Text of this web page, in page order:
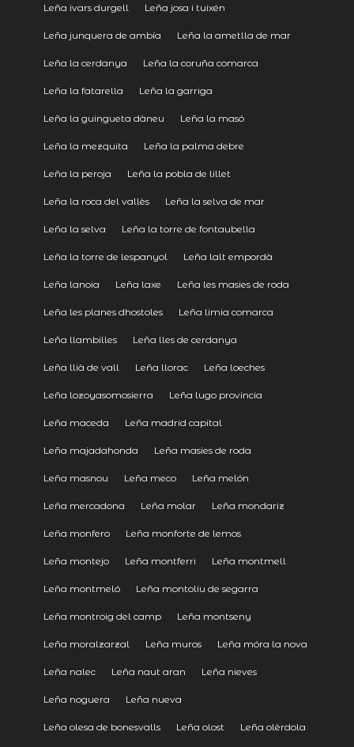
Leña ivars durgell Leña josa i tuixén
Leña junquera de ambía Leña la ametlla de mar
Leña la cerdanya Leña la coruña comarca
Leña la fatarella Leña la garriga
Leña la guingueta dàneu Leña la masó
Leña la mezquita Leña la palma debre
Leña la peroja Leña la pobla de lillet
Leña la roca del vallès Leña la selva de mar
Leña la selva Leña la torre de fontaubella
Leña la torre de lespanyol Leña lalt empordà
Leña lanoia Leña laxe Leña les masies de roda
Leña les planes dhostoles Leña limia comarca
Leña llambilles Leña lles de cerdanya
Leña llià de vall Leña llorac Leña loeches
Leña lozoyasomosierra Leña lugo provincia
Leña maceda Leña madrid capital
Leña majadahonda Leña masies de roda
Leña masnou Leña meco Leña melón
Leña mercadona Leña molar Leña mondariz
Leña monfero Leña monforte de lemos
Leña montejo Leña montferri Leña montmell
Leña montmeló Leña montoliu de segarra
Leña montroig del camp Leña montseny
Leña moralzarzal Leña muros Leña móra la nova
Leña nalec Leña naut aran Leña nieves
Leña noguera Leña nueva
Leña olesa de bonesvalls Leña olost Leña olèrdola